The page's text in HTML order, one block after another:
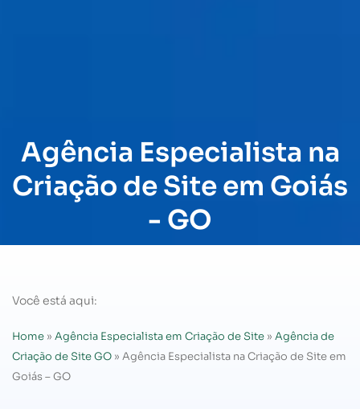
Agência Especialista na
Criação de Site em Goiás
- GO
Você está aqui:
Home » Agência Especialista em Criação de Site » Agência de
Criação de Site GO » Agência Especialista na Criação de Site em
Goiás – GO